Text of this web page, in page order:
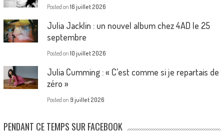
Posted on 16 juillet 2026
Julia Jacklin : un nouvel album chez 4AD le 25
septembre
Posted on 10 juillet 2026
Julia Cumming : « C’est comme si je repartais de
zéro »
Posted on 9 juillet 2026
PENDANT CE TEMPS SUR FACEBOOK